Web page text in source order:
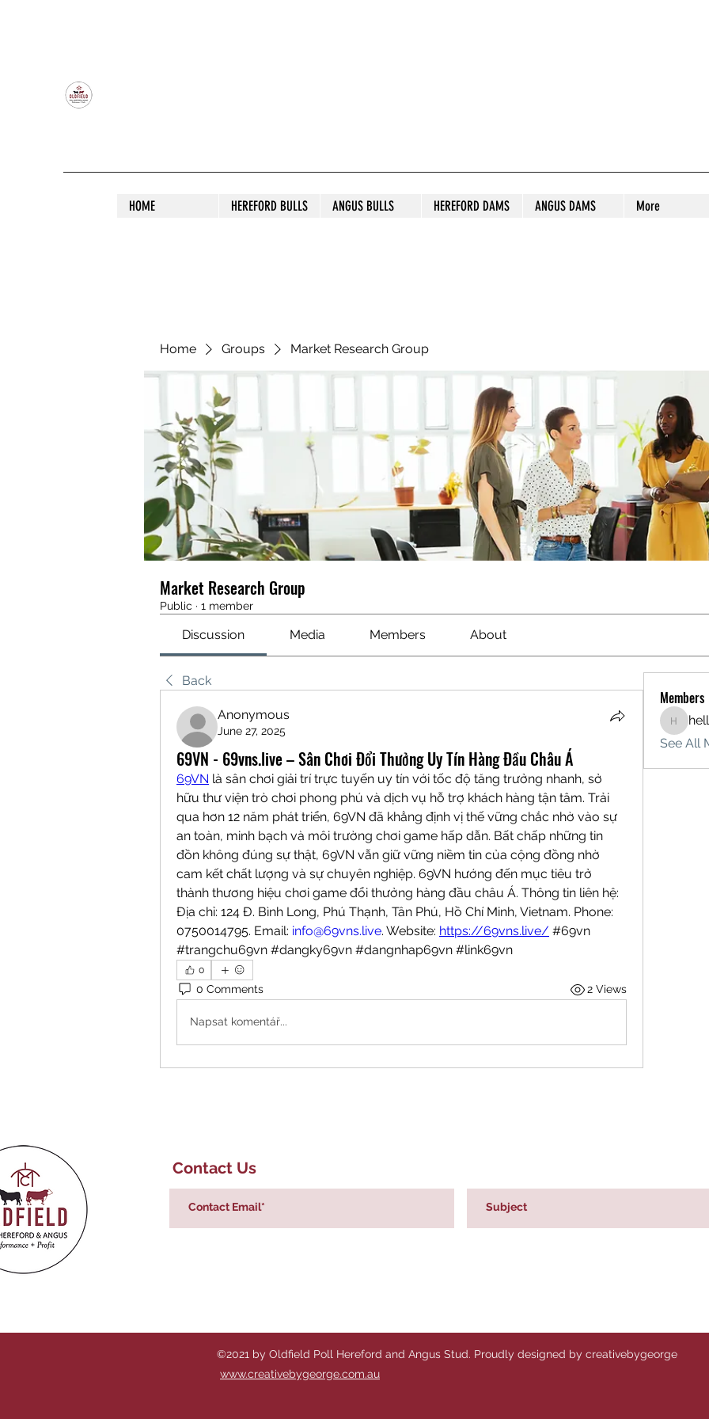
HOME HEREFORD BULLS ANGUS BULLS HEREFORD DAMS ANGUS DAMS More
Home Groups Market Research Group
Market Research Group
Public · 1 member
Discussion Media Members About
Back
Anonymous
June 27, 2025
69VN - 69vns.live – Sân Chơi Đổi Thưởng Uy Tín Hàng Đầu Châu Á
69VN là sân chơi giải trí trực tuyến uy tín với tốc độ tăng trưởng nhanh, sở
hữu thư viện trò chơi phong phú và dịch vụ hỗ trợ khách hàng tận tâm. Trải
qua hơn 12 năm phát triển, 69VN đã khẳng định vị thế vững chắc nhờ vào sự
an toàn, minh bạch và môi trường chơi game hấp dẫn. Bất chấp những tin
đồn không đúng sự thật, 69VN vẫn giữ vững niềm tin của cộng đồng nhờ
cam kết chất lượng và sự chuyên nghiệp. 69VN hướng đến mục tiêu trở
thành thương hiệu chơi game đổi thưởng hàng đầu châu Á. Thông tin liên hệ:
Địa chỉ: 124 Đ. Bình Long, Phú Thạnh, Tân Phú, Hồ Chí Minh, Vietnam. Phone:
0750014795. Email: info@69vns.live. Website: https://69vns.live/ #69vn
#trangchu69vn #dangky69vn #dangnhap69vn #link69vn
0
0 Comments 2 Views
Napsat komentář...
Members
See All
Contact Us
©2021 by Oldfield Poll Hereford and Angus Stud. Proudly designed by creativebygeorge
www.creativebygeorge.com.au